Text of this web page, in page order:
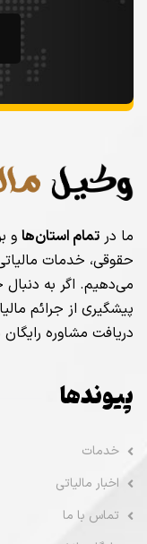
ما در تمام استان‌ها و
حقوقی، خدمات
می‌دهیم. اگر به
پیشگیری از جرائم
دریافت مشاوره
پیوندها
خدمات
اخبار مالیاتی
تماس با ما